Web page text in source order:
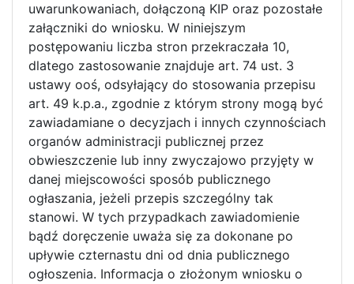
uwarunkowaniach, dołączoną KIP oraz pozostałe
załączniki do wniosku. W niniejszym
postępowaniu liczba stron przekraczała 10,
dlatego zastosowanie znajduje art. 74 ust. 3
ustawy ooś, odsyłający do stosowania przepisu
art. 49 k.p.a., zgodnie z którym strony mogą być
zawiadamiane o decyzjach i innych czynnościach
organów administracji publicznej przez
obwieszczenie lub inny zwyczajowo przyjęty w
danej miejscowości sposób publicznego
ogłaszania, jeżeli przepis szczególny tak
stanowi. W tych przypadkach zawiadomienie
bądź doręczenie uważa się za dokonane po
upływie czternastu dni od dnia publicznego
ogłoszenia. Informacja o złożonym wniosku o